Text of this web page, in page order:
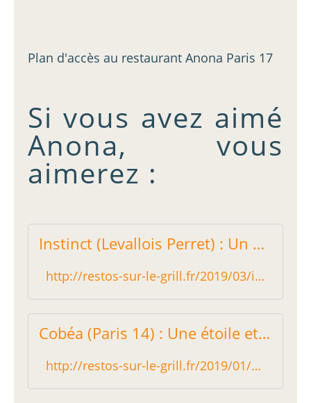
Plan d'accès au restaurant Anona Paris 17
Si vous avez aimé
Anona, vous
aimerez :
Instinct (Levallois Perret) : Un gastro bonne franquette - Restos sur le Grill - Blog critique des restaurants de Paris indépendant !
http://restos-sur-le-grill.fr/2019/03/instinct-levallois-perret-un-gastro-bonne-franquette.html
Cobéa (Paris 14) : Une étoile et des goûts (en 2 mots !) - Restos sur le Grill - Blog critique des restaurants de Paris indépendant !
http://restos-sur-le-grill.fr/2019/01/cobea-paris-14-une-etoile-et-des-gouts-en-2-mots.html